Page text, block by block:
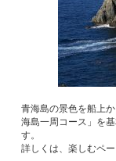
青海島の景色を船上
海島一周コース」を
す。
詳しくは、楽しむペー